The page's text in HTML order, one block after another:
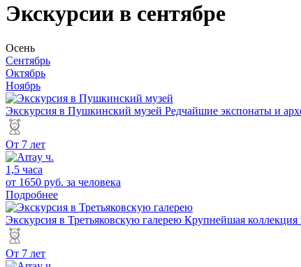
Экскурсии в сентябре
Осень
Сентябрь
Октябрь
Ноябрь
Экскурсия в Пушкинский музей Редчайшие экспонаты и
От 7 лет
1,5 часа
от 1650 руб. за человека
Подробнее
Экскурсия в Третьяковскую галерею Крупнейшая коллекция
От 7 лет